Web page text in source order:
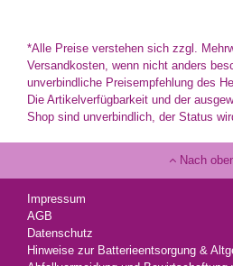
*Alle Preise verstehen sich zzgl.
Versandkosten, wenn nicht anders
unverbindliche Preisempfehlung des
Die Artikelverfügbarkeit und der
Shop sind unverbindlich, der Status
Nach
Impressum
AGB
Datenschutz
Hinweise zur Batterieentsorgung &